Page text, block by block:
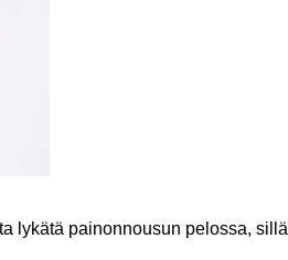
lykätä painonnousun pelossa, sillä